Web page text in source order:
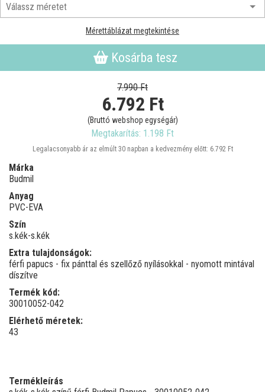
Mérettáblázat megtekintése
Kosárba tesz
7.990 Ft
6.792 Ft
(Bruttó webshop egységár)
Megtakarítás: 1.198 Ft
Legalacsonyabb ár az elmúlt 30 napban a kedvezmény előtt: 6.792 Ft
Márka
Budmil
Anyag
PVC-EVA
Szín
s.kék-s.kék
Extra tulajdonságok:
férfi papucs - fix pánttal és szellőző nyílásokkal - nyomott mintával
díszítve
Termék kód:
30010052-042
Elérhető méretek:
43
Termékleírás